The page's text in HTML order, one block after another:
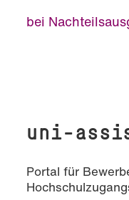
bei
uni-
Portal für